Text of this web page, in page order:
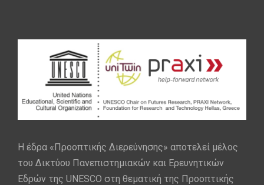
Η έδρα «Προοπτικής Διερεύνησης» αποτελεί μέλος
του Δικτύου Πανεπιστημιακών και Ερευνητικών
Εδρών της UNESCO στη θεματική της Προοπτικής